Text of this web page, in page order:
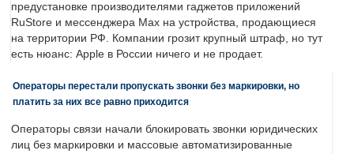
предустановке производителями гаджетов приложений
RuStore и мессенджера Max на устройства, продающиеся
на территории РФ. Компании грозит крупный штраф, но тут
есть нюанс: Apple в России ничего и не продает.
Операторы перестали пропускать звонки без маркировки, но
платить за них все равно приходится
Операторы связи начали блокировать звонки юридических
лиц без маркировки и массовые автоматизированные